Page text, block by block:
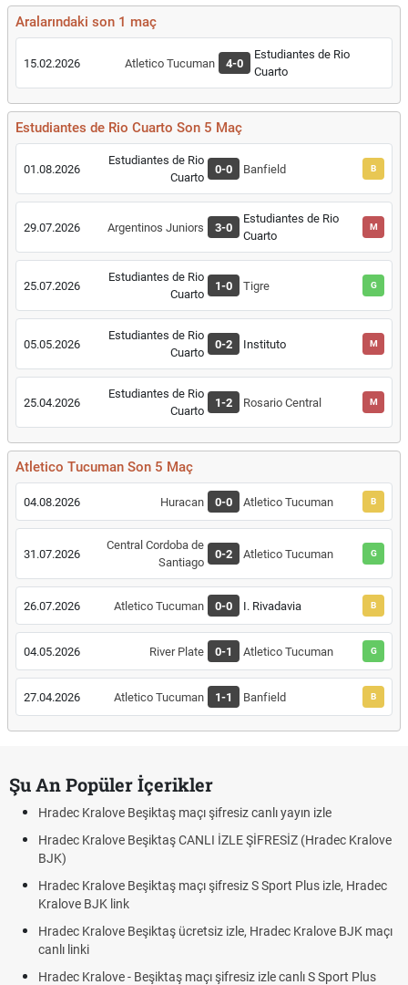
Aralarındaki son 1 maç
15.02.2026 Atletico Tucuman 4-0
Estudiantes de Rio
Cuarto
Estudiantes de Rio Cuarto Son 5 Maç
01.08.2026
Estudiantes de Rio
Cuarto
0-0 Banfield B
29.07.2026 Argentinos Juniors 3-0
Estudiantes de Rio
Cuarto
M
25.07.2026
Estudiantes de Rio
Cuarto
1-0 Tigre G
05.05.2026
Estudiantes de Rio
Cuarto
0-2 Instituto M
25.04.2026
Estudiantes de Rio
Cuarto
1-2 Rosario Central M
Atletico Tucuman Son 5 Maç
04.08.2026 Huracan 0-0 Atletico Tucuman B
31.07.2026
Central Cordoba de
Santiago
0-2 Atletico Tucuman G
26.07.2026 Atletico Tucuman 0-0 I. Rivadavia B
04.05.2026 River Plate 0-1 Atletico Tucuman G
27.04.2026 Atletico Tucuman 1-1 Banfield B
Şu An Popüler İçerikler
Hradec Kralove Beşiktaş maçı şifresiz canlı yayın izle
Hradec Kralove Beşiktaş CANLI İZLE ŞİFRESİZ (Hradec Kralove
BJK)
Hradec Kralove Beşiktaş maçı şifresiz S Sport Plus izle, Hradec
Kralove BJK link
Hradec Kralove Beşiktaş ücretsiz izle, Hradec Kralove BJK maçı
canlı linki
Hradec Kralove - Beşiktaş maçı şifresiz izle canlı S Sport Plus